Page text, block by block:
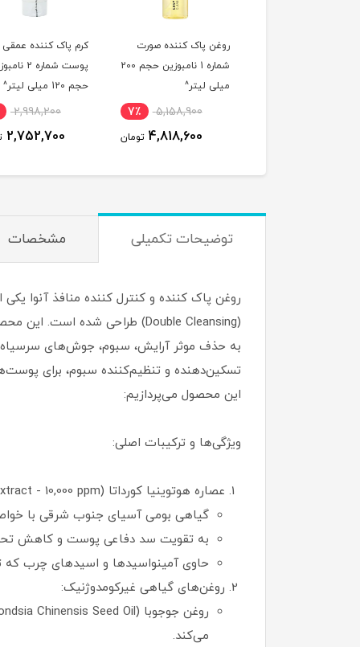
روغن پاک کننده صورت
شماره 1 نامبوزین حجم 200
میلی لیتر^
5,158,900 7٪
4,818,600 تومان
کرم پاک کننده عمقی
پوست شماره 2
حجم 120 میلی لیتر^
2,998,200
2,752,700
توضیحات تکمیلی مشخصات
به حذف موثر آرایش، سبوم، جوش‌های سرسیاه
تسکین‌دهنده و تنظیم‌کننده سبوم، برای
این محصول می‌پردازیم:
ویژگی‌ها و ترکیبات اصلی:
عصاره هوتوینیا کورداتا (Heartleaf Extract - 10,000 ppm):
گیاهی بومی آسیای جنوب شرقی با
به تقویت سد دفاعی پوست و کاهش
حاوی آمینواسیدها و اسیدهای چرب که
روغن‌های گیاهی غیرکومدوژنیک:
می‌کند.